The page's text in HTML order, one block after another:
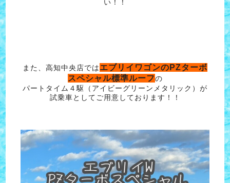
い！！
また、高知中央店ではエブリイワゴンのPZターボ
スペシャル標準ルーフの
パートタイム４駆（アイビーグリーンメタリック）が
試乗車としてご用意しております！！